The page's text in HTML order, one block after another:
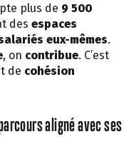
plus de 9 500
des espaces
eux-mêmes.
, on contribue. C’est
de cohésion
aligné avec ses